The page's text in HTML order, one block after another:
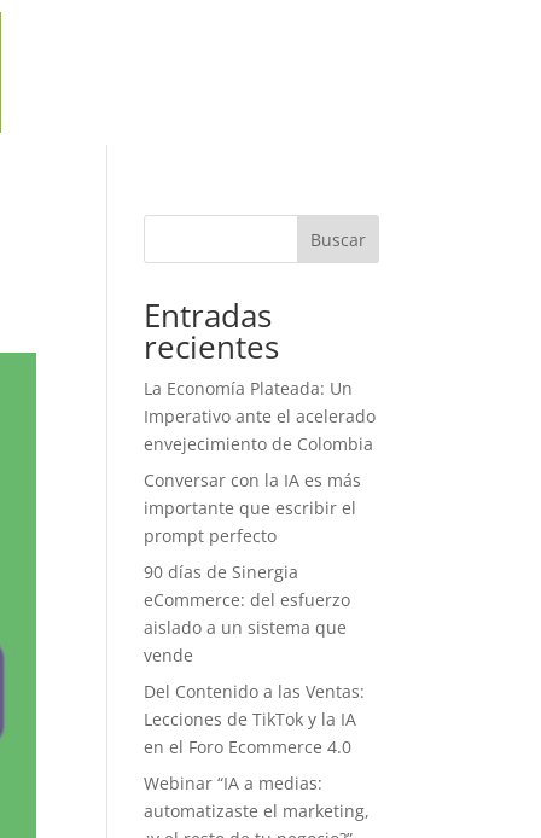
Buscar
Entradas
recientes
La Economía Plateada: Un
Imperativo ante el acelerado
envejecimiento de Colombia
Conversar con la IA es más
importante que escribir el
prompt perfecto
90 días de Sinergia
eCommerce: del esfuerzo
aislado a un sistema que
vende
Del Contenido a las Ventas:
Lecciones de TikTok y la IA
en el Foro Ecommerce 4.0
Webinar “IA a medias:
automatizaste el marketing,